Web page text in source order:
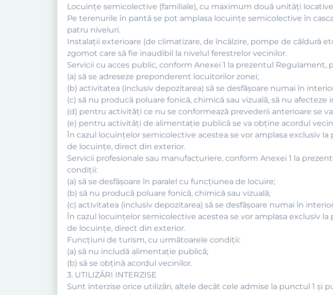
Locuinţe semicolective (familiale), cu maximum două unităţi
Pe terenurile în pantă se pot amplasa locuinţe semicolective în
patru niveluri.
Instalaţii exterioare (de climatizare, de încălzire, pompe de căldură
zgomot care să fie inaudibil la nivelul ferestrelor vecinilor.
Servicii cu acces public, conform Anexei 1 la prezentul
(a) să se adreseze preponderent locuitorilor zonei;
(b) activitatea (inclusiv depozitarea) să se desfăşoare numai în
(c) să nu producă poluare fonică, chimică sau vizuală, să nu
(d) pentru activităţi ce nu se conformează prevederii anterioare se
(e) pentru activităţi de alimentaţie publică se va obţine acordul
În cazul locuinţelor semicolective acestea se vor amplasa exclusiv
de locuinţe, direct din exterior.
Servicii profesionale sau manufacturiere, conform Anexei 1 la
condiţii:
(a) să se desfăşoare în paralel cu funcţiunea de locuire;
(b) să nu producă poluare fonică, chimică sau vizuală;
(c) activitatea (inclusiv depozitarea) să se desfăşoare numai în
În cazul locuinţelor semicolective acestea se vor amplasa exclusiv
de locuinţe, direct din exterior.
Funcţiuni de turism, cu următoarele condiţii:
(a) să nu includă alimentaţie publică;
(b) să se obţină acordul vecinilor.
3. UTILIZĂRI INTERZISE
Sunt interzise orice utilizări, altele decât cele admise la punctul 1 şi